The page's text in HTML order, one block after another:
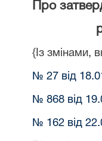
Про
{Із змінами,
№ 27 від
№ 868 від
№ 162 від